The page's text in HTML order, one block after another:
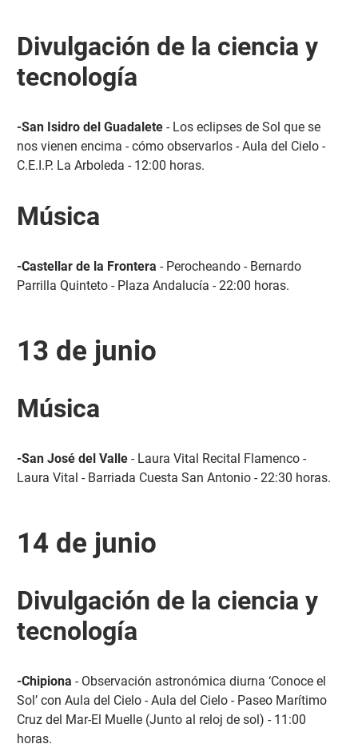
Divulgación de la ciencia y
tecnología
-San Isidro del Guadalete- Los eclipses de Sol que se
nos vienen encima - cómo observarlos - Aula del Cielo -
C.E.I.P. La Arboleda - 12:00 horas.
Música
-Castellar de la Frontera - Perocheando - Bernardo
Parrilla Quinteto - Plaza Andalucía - 22:00 horas.
13 de junio
Música
-San José del Valle- Laura Vital Recital Flamenco -
Laura Vital - Barriada Cuesta San Antonio - 22:30 horas.
14 de junio
Divulgación de la ciencia y
tecnología
-Chipiona - Observación astronómica diurna ‘Conoce el
Sol’ con Aula del Cielo - Aula del Cielo - Paseo Marítimo
Cruz del Mar-El Muelle (Junto al reloj de sol) - 11:00
horas.